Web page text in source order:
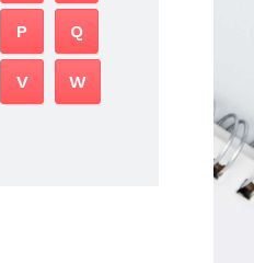
P Q
V W